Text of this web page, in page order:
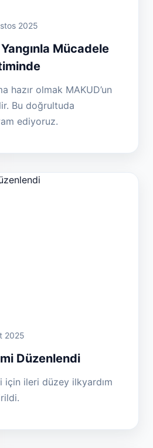
2025
Mücadele
hazır olmak MAKUD’un
Bu doğrultuda
ediyoruz.
2025
Düzenlendi
için ileri düzey ilkyardım